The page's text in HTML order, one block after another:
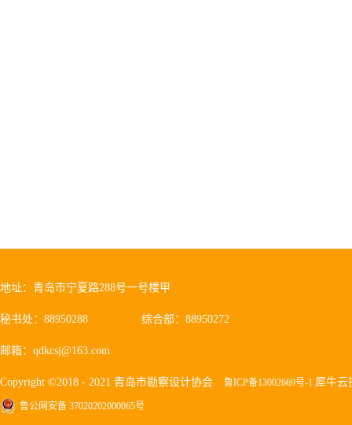
地址：青岛市宁夏路288号一号楼甲
秘书处：88950288 综合部：88950272
邮箱：qdkcsj@163.com
Copyright ©2018 - 2021 青岛市勘察设计协会 鲁ICP备13002669号-1 犀牛云
鲁公网安备 37020202000065号